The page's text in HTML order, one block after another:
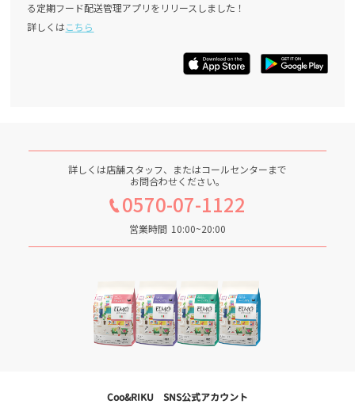
る定期フード配送管理アプリをリリースしました！
詳しくはこちら
詳しくは店舗スタッフ、またはコールセンターまで
お問合わせください。
0570-07-1122
営業時間 10:00~20:00
Coo&RIKU SNS公式アカウント